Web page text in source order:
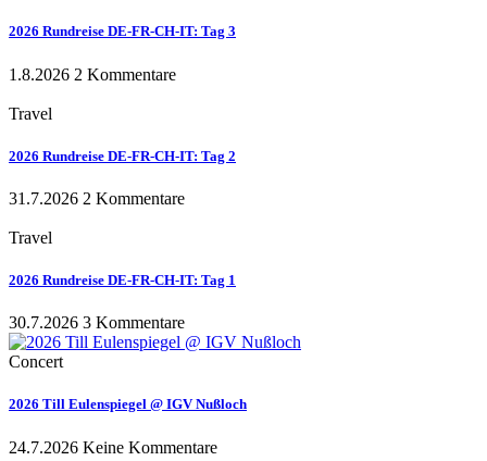
2026 Rundreise DE-FR-CH-IT: Tag 3
1.8.2026 2 Kommentare
Travel
2026 Rundreise DE-FR-CH-IT: Tag 2
31.7.2026 2 Kommentare
Travel
2026 Rundreise DE-FR-CH-IT: Tag 1
30.7.2026 3 Kommentare
Concert
2026 Till Eulenspiegel @ IGV Nußloch
24.7.2026 Keine Kommentare